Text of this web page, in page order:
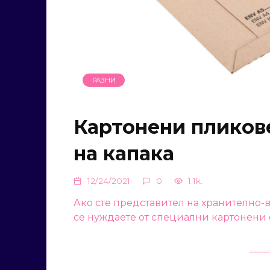
РАЗНИ
Картонени
на капака
12/24/2021 0 1.1k.
Ако сте представител на
се нуждаете от специални